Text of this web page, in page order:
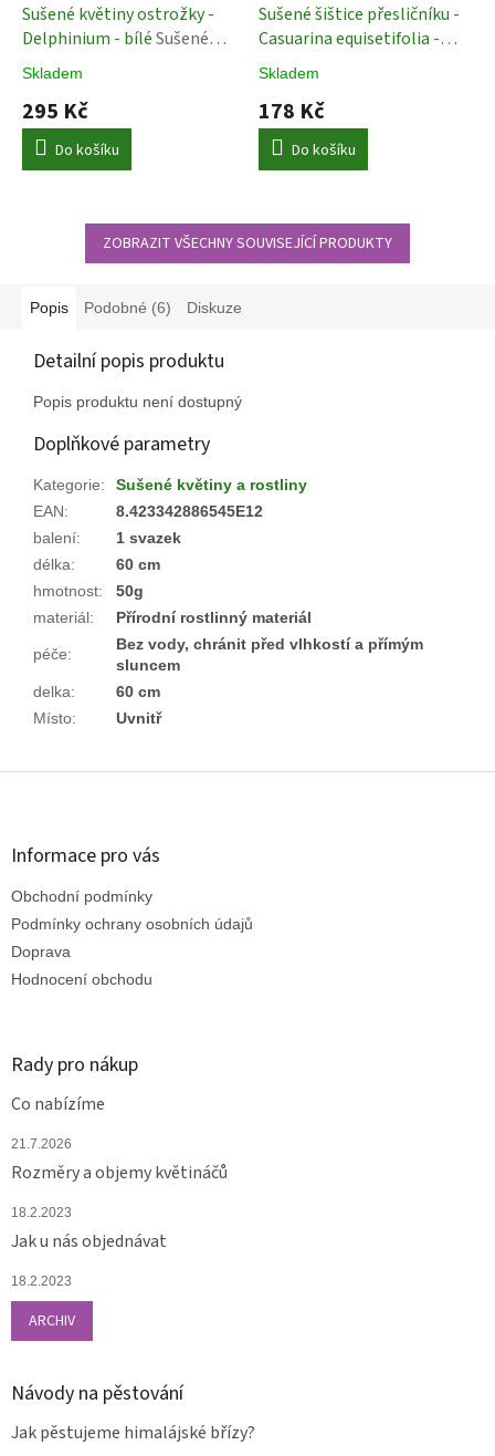
Sušené květiny ostrožky -
Delphinium - bíléSušené
Rostliny
Skladem
295 Kč
Do košíku
Sušené šištice přesličníku -
Casuarina equisetifolia -
bělená
Skladem
178 Kč
Do košíku
ZOBRAZIT VŠECHNY SOUVISEJÍCÍ PRODUKTY
Popis Podobné (6) Diskuze
Detailní popis produktu
Popis produktu není dostupný
Doplňkové parametry
Kategorie:
Sušené květiny a rostliny
EAN:
8.423342886545E12
balení:
1 svazek
délka:
60 cm
hmotnost:
50g
materiál: Přírodní rostlinný materiál
péče:
Bez vody, chránit před vlhkostí a přímým
sluncem
delka:
60 cm
Místo: Uvnitř
Z
Informace pro vás
Obchodní podmínky
Podmínky ochrany osobních údajů
Doprava
Hodnocení obchodu
Rady pro nákup
Co nabízíme
21.7.2026
Rozměry a objemy květináčů
18.2.2023
Jak u nás objednávat
18.2.2023
ARCHIV
Návody na pěstování
Jak pěstujeme himalájské břízy?